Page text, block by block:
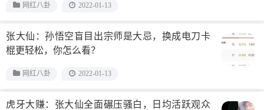
网红八卦 2022-01-13
张大仙：孙悟空盲目出宗师是大忌，换成电刀卡
棍更轻松，你怎么看？
网红八卦 2022-01-13
虎牙大赚：张大仙全面碾压骚白，日均活跃观众